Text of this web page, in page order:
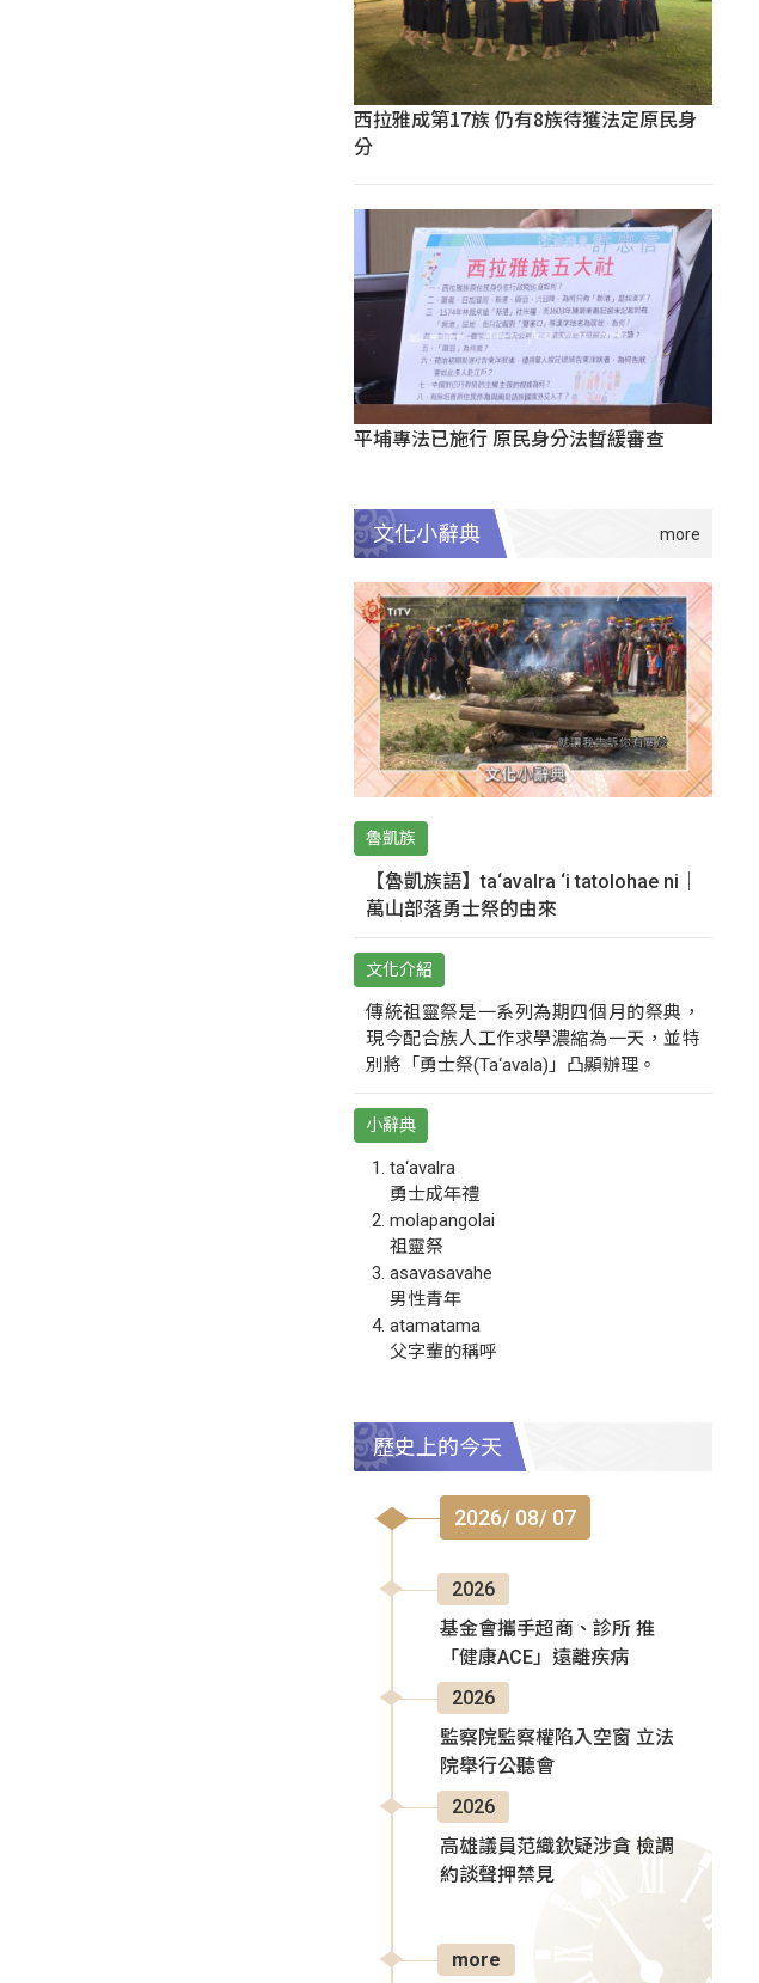
西拉雅成第17族 仍有8族待獲法定原民身
分
平埔專法已施行 原民身分法暫緩審查
文化小辭典
魯凱族
【魯凱族語】ta‘avalra ‘i tatolohae ni｜
萬山部落勇士祭的由來
文化介紹
傳統祖靈祭是一系列為期四個月的祭典，
現今配合族人工作求學濃縮為一天，並特
別將「勇士祭(Ta‘avala)」凸顯辦理。
小辭典
ta‘avalra
勇士成年禮
molapangolai
祖靈祭
asavasavahe
男性青年
atamatama
父字輩的稱呼
歷史上的今天
2026/ 08/ 07
2026
基金會攜手超商、診所 推
「健康ACE」遠離疾病
2026
監察院監察權陷入空窗 立法
院舉行公聽會
2026
高雄議員范織欽疑涉貪 檢調
約談聲押禁見
more